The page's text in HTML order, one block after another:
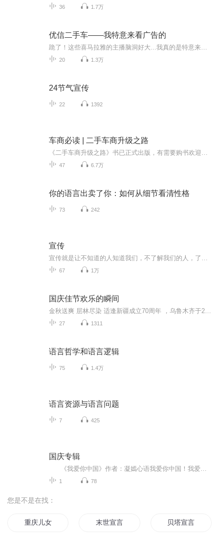
36 1.7万
优信二手车——我特意来看广告的
20 1.3万
24节气宣传
22 1392
车商必读 | 二手车商升级之路
47 6.7万
你的语言出卖了你：如何从细节看清性格
73 242
宣传
67 1万
国庆佳节欢乐的瞬间
27 1311
语言哲学和语言逻辑
75 1.4万
语言资源与语言问题
7 425
国庆专辑
1 78
您是不是在找：
重庆儿女 末世宣言 贝塔宣言